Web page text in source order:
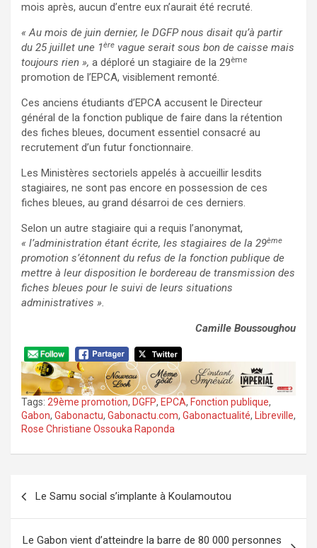
mois après, aucun d’entre eux n’aurait été recruté.
« Au mois de juin dernier, le DGFP nous disait qu’à partir
du 25 juillet une 1ère vague serait sous bon de caisse mais
toujours rien », a déploré un stagiaire de la 29ème
promotion de l’EPCA, visiblement remonté.
Ces anciens étudiants d’EPCA accusent le Directeur
général de la fonction publique de faire dans la rétention
des fiches bleues, document essentiel consacré au
recrutement d’un futur fonctionnaire.
Les Ministères sectoriels appelés à accueillir lesdits
stagiaires, ne sont pas encore en possession de ces
fiches bleues, au grand désarroi de ces derniers.
Selon un autre stagiaire qui a requis l’anonymat,
« l’administration étant écrite, les stagiaires de la 29ème
promotion s’étonnent du refus de la fonction publique de
mettre à leur disposition le bordereau de transmission des
fiches bleues pour le suivi de leurs situations
administratives ».
Camille Boussoughou
Tags: 29ème promotion, DGFP, EPCA, Fonction publique,
Gabon, Gabonactu, Gabonactu.com, Gabonactualité, Libreville,
Rose Christiane Ossouka Raponda
de
l’article
Le Samu social s’implante à Koulamoutou
Le Gabon vient d’atteindre la barre de 80 000 personnes